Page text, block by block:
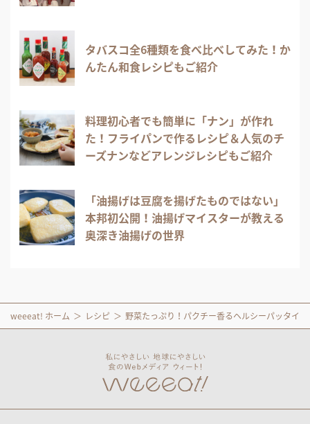
タバスコ全6種類を食べ比べしてみた！か
んたん和食レシピもご紹介
料理初心者でも簡単に「ナン」が作れ
た！フライパンで作るレシピ＆人気のチ
ーズナンなどアレンジレシピもご紹介
「油揚げは豆腐を揚げたものではない」
本邦初公開！油揚げマイスターが教える
奥深き油揚げの世界
weeeat! ホーム レシピ 野菜たっぷり！パクチー香るヘルシーパッタイ